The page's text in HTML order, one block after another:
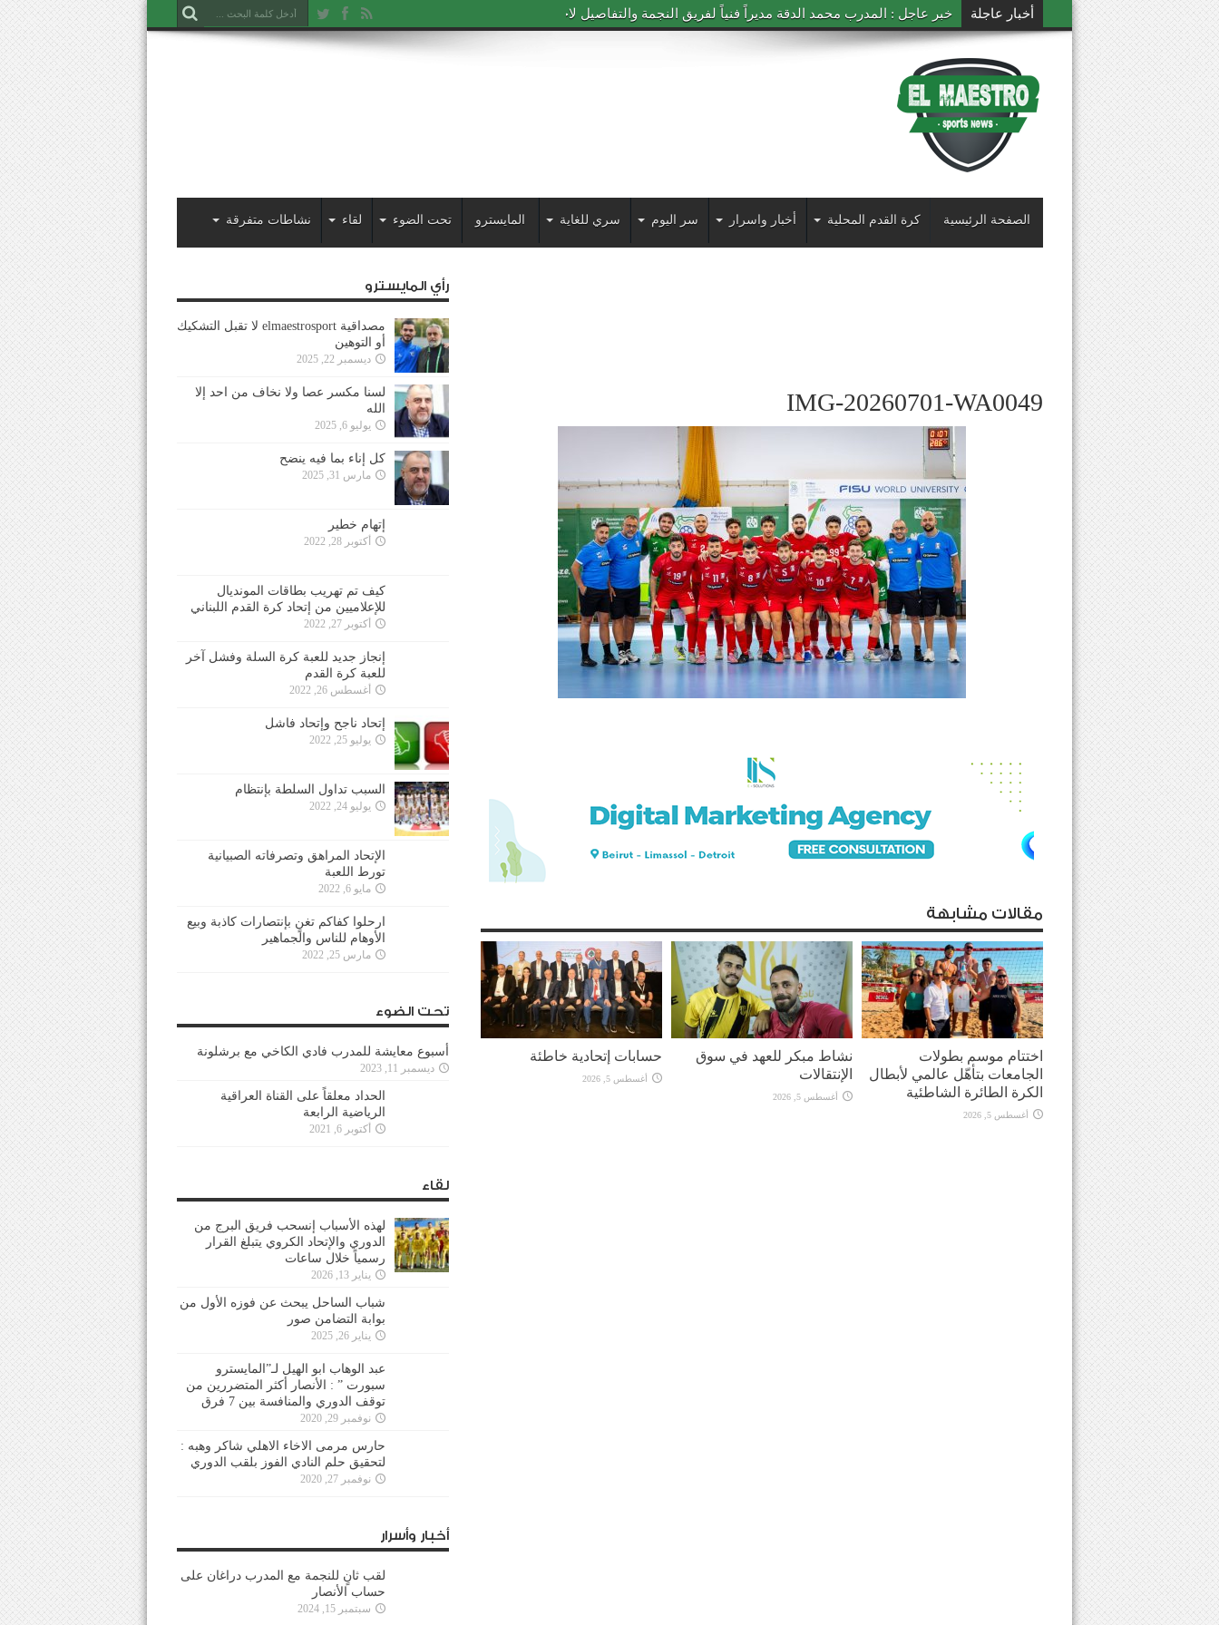
أخبار عاجلة خبر عاجل : المدرب محمد الدقة مديراً فنياً لفريق النجمة والتفاصيل لاحقاً
الصفحة الرئيسية كرة القدم المحلية أخبار واسرار سر اليوم سري للغاية المايسترو تحت الضوء لقاء نشاطات متفرقة
IMG-20260701-WA0049
مقالات مشابهة
اختتام موسم بطولات
الجامعات بتأهّل عالمي لأبطال
الكرة الطائرة الشاطئية
أغسطس 5, 2026
نشاط مبكر للعهد في سوق
الإنتقالات
أغسطس 5, 2026
حسابات إتحادية خاطئة
أغسطس 5, 2026
رأي المايسترو
مصداقية elmaestrosport لا تقبل التشكيك
أو التوهين
ديسمبر 22, 2025
لسنا مكسر عصا ولا نخاف من احد إلا
الله
يوليو 6, 2025
كل إناء بما فيه ينضح
مارس 31, 2025
إتهام خطير
أكتوبر 28, 2022
كيف تم تهريب بطاقات المونديال
للإعلاميين من إتحاد كرة القدم اللبناني
أكتوبر 27, 2022
إنجاز جديد للعبة كرة السلة وفشل آخر
للعبة كرة القدم
أغسطس 26, 2022
إتحاد ناجح وإتحاد فاشل
يوليو 25, 2022
السبب تداول السلطة بإنتظام
يوليو 24, 2022
الإتحاد المراهق وتصرفاته الصبيانية
تورط اللعبة
مايو 6, 2022
ارحلوا كفاكم تغنٍ بإنتصارات كاذبة وبيع
الأوهام للناس والجماهير
مارس 25, 2022
تحت الضوء
أسبوع معايشة للمدرب فادي الكاخي مع برشلونة
ديسمبر 11, 2023
الحداد معلقاً على القناة العراقية
الرياضية الرابعة
أكتوبر 6, 2021
لقاء
لهذه الأسباب إنسحب فريق البرج من
الدوري والإتحاد الكروي يتبلغ القرار
رسمياً خلال ساعات
يناير 13, 2026
شباب الساحل يبحث عن فوزه الأول من
بوابة التضامن صور
يناير 26, 2025
عبد الوهاب ابو الهيل لـ”المايسترو
سبورت ” : الأنصار أكثر المتضررين من
توقف الدوري والمنافسة بين 7 فرق
نوفمبر 29, 2020
حارس مرمى الاخاء الاهلي شاكر وهبه :
لتحقيق حلم النادي الفوز بلقب الدوري
نوفمبر 27, 2020
أخبار وأسرار
لقب ثانٍ للنجمة مع المدرب دراغان على
حساب الأنصار
سبتمبر 15, 2024